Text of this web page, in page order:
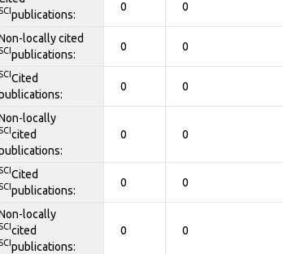
publications:
0 0
locally cited
publications:
0 0
Cited
0 0
locally
cited
0 0
Cited
publications:
0 0
locally
cited
publications:
0 0